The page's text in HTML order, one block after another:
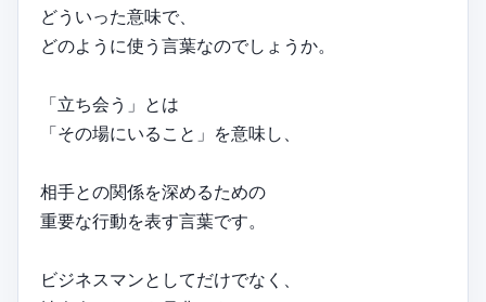
どういった意味で、
どのように使う言葉なのでしょうか。
「立ち会う」とは
「その場にいること」を意味し、
相手との関係を深めるための
重要な行動を表す言葉です。
ビジネスマンとしてだけでなく、